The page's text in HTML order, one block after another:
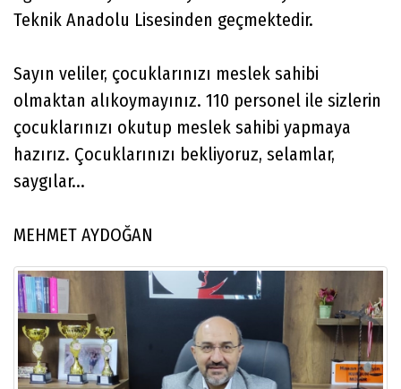
Teknik Anadolu Lisesinden geçmektedir.
Sayın veliler, çocuklarınızı meslek sahibi
olmaktan alıkoymayınız. 110 personel ile sizlerin
çocuklarınızı okutup meslek sahibi yapmaya
hazırız. Çocuklarınızı bekliyoruz, selamlar,
saygılar...
MEHMET AYDOĞAN